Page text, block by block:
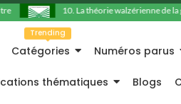
10. La théorie walzérienne de la
Catégories
Trending
Numéros parus
thématiques Blogs